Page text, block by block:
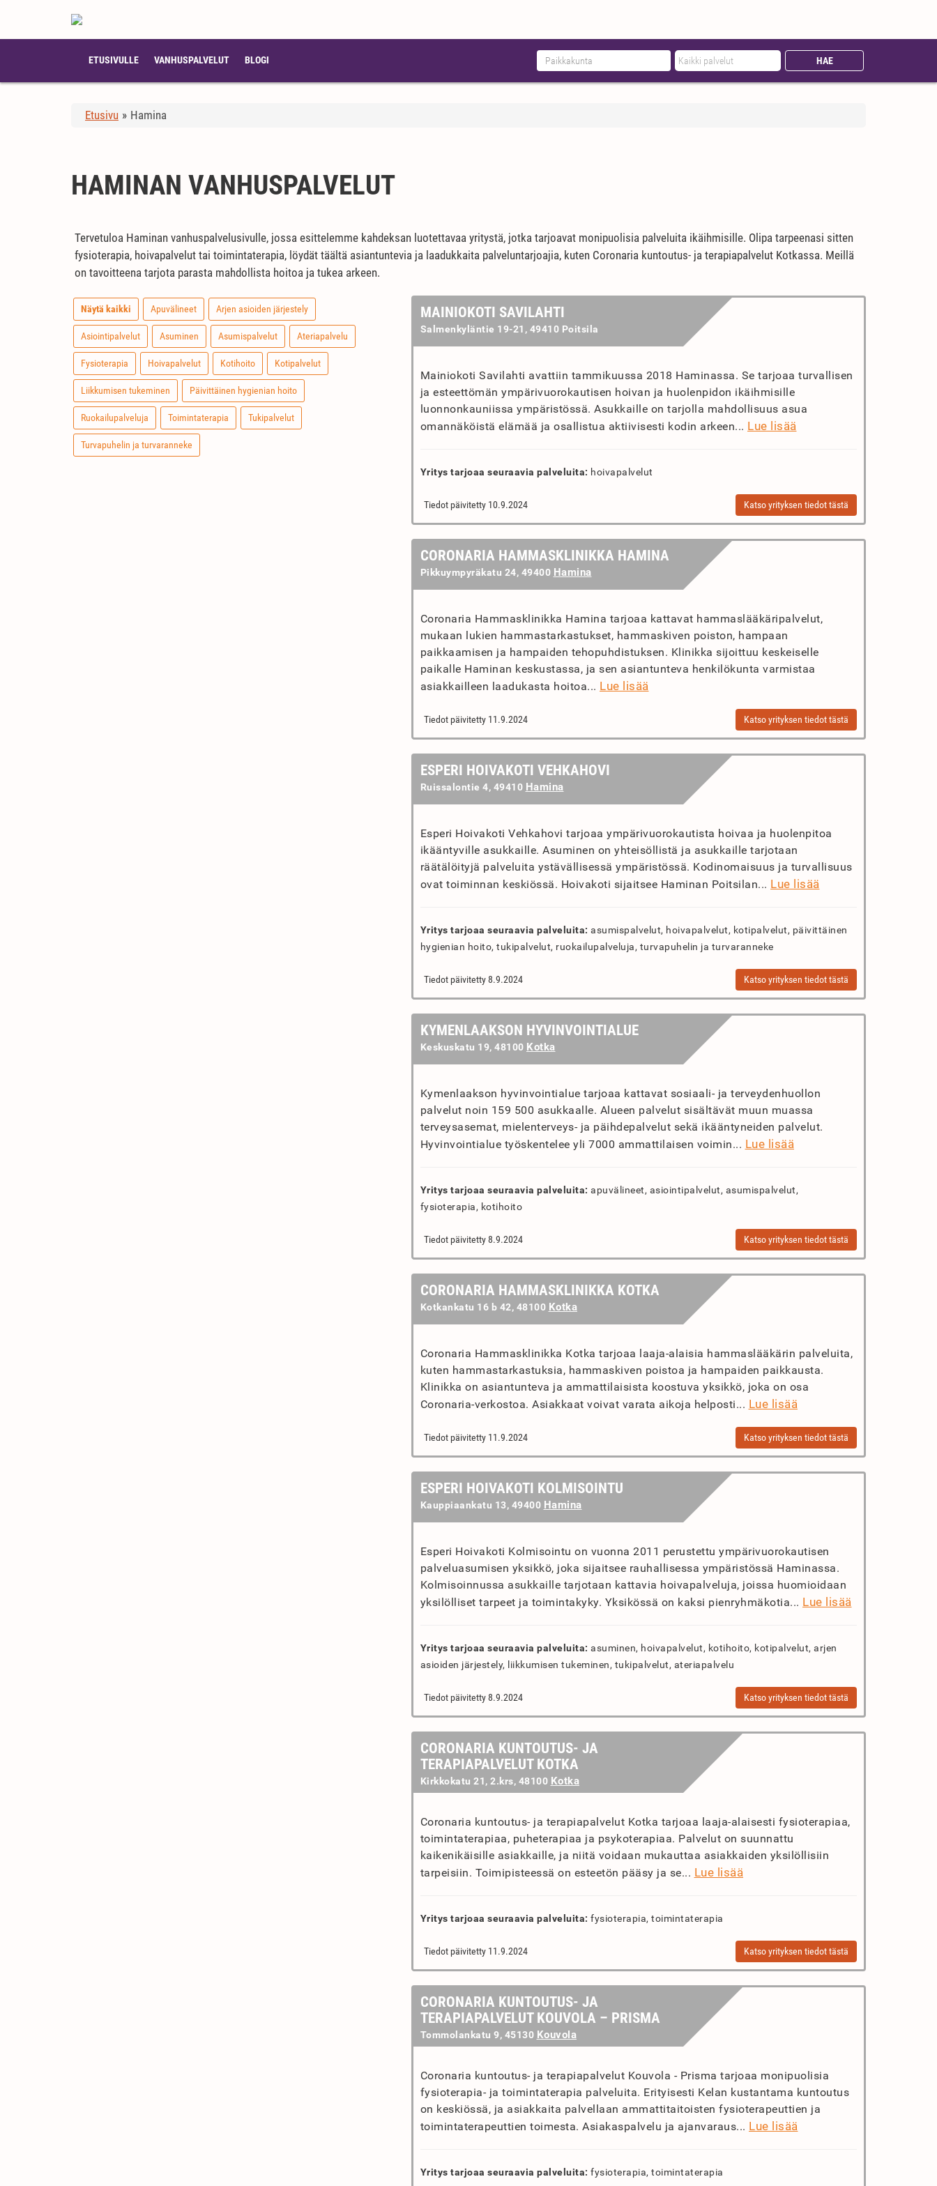
ETUSIVULLE VANHUSPALVELUT BLOGI
Etusivu » Hamina
HAMINAN VANHUSPALVELUT
Tervetuloa Haminan vanhuspalvelusivulle, jossa esittelemme kahdeksan luotettavaa yritystä, jotka tarjoavat monipuolisia palveluita ikäihmisille. Olipa tarpeenasi sitten
fysioterapia, hoivapalvelut tai toimintaterapia, löydät täältä asiantuntevia ja laadukkaita palveluntarjoajia, kuten Coronaria kuntoutus- ja terapiapalvelut Kotkassa. Meillä
on tavoitteena tarjota parasta mahdollista hoitoa ja tukea arkeen.
Näytä kaikki Apuvälineet Arjen asioiden järjestely
Asiointipalvelut Asuminen Asumispalvelut Ateriapalvelu
Fysioterapia Hoivapalvelut Kotihoito Kotipalvelut
Liikkumisen tukeminen Päivittäinen hygienian hoito
Ruokailupalveluja Toimintaterapia Tukipalvelut
Turvapuhelin ja turvaranneke
MAINIOKOTI SAVILAHTI
Salmenkyläntie 19-21, 49410 Poitsila
Mainiokoti Savilahti avattiin tammikuussa 2018 Haminassa. Se tarjoaa turvallisen
ja esteettömän ympärivuorokautisen hoivan ja huolenpidon ikäihmisille
luonnonkauniissa ympäristössä. Asukkaille on tarjolla mahdollisuus asua
omannäköistä elämää ja osallistua aktiivisesti kodin arkeen... Lue lisää
Yritys tarjoaa seuraavia palveluita: hoivapalvelut
Tiedot päivitetty 10.9.2024 Katso yrityksen tiedot tästä
CORONARIA HAMMASKLINIKKA HAMINA
Pikkuympyräkatu 24, 49400 Hamina
Coronaria Hammasklinikka Hamina tarjoaa kattavat hammaslääkäripalvelut,
mukaan lukien hammastarkastukset, hammaskiven poiston, hampaan
paikkaamisen ja hampaiden tehopuhdistuksen. Klinikka sijoittuu keskeiselle
paikalle Haminan keskustassa, ja sen asiantunteva henkilökunta varmistaa
asiakkailleen laadukasta hoitoa... Lue lisää
Tiedot päivitetty 11.9.2024 Katso yrityksen tiedot tästä
ESPERI HOIVAKOTI VEHKAHOVI
Ruissalontie 4, 49410 Hamina
Esperi Hoivakoti Vehkahovi tarjoaa ympärivuorokautista hoivaa ja huolenpitoa
ikääntyville asukkaille. Asuminen on yhteisöllistä ja asukkaille tarjotaan
räätälöityjä palveluita ystävällisessä ympäristössä. Kodinomaisuus ja turvallisuus
ovat toiminnan keskiössä. Hoivakoti sijaitsee Haminan Poitsilan... Lue lisää
Yritys tarjoaa seuraavia palveluita: asumispalvelut, hoivapalvelut, kotipalvelut, päivittäinen
hygienian hoito, tukipalvelut, ruokailupalveluja, turvapuhelin ja turvaranneke
Tiedot päivitetty 8.9.2024 Katso yrityksen tiedot tästä
KYMENLAAKSON HYVINVOINTIALUE
Keskuskatu 19, 48100 Kotka
Kymenlaakson hyvinvointialue tarjoaa kattavat sosiaali- ja terveydenhuollon
palvelut noin 159 500 asukkaalle. Alueen palvelut sisältävät muun muassa
terveysasemat, mielenterveys- ja päihdepalvelut sekä ikääntyneiden palvelut.
Hyvinvointialue työskentelee yli 7000 ammattilaisen voimin... Lue lisää
Yritys tarjoaa seuraavia palveluita: apuvälineet, asiointipalvelut, asumispalvelut,
fysioterapia, kotihoito
Tiedot päivitetty 8.9.2024 Katso yrityksen tiedot tästä
CORONARIA HAMMASKLINIKKA KOTKA
Kotkankatu 16 b 42, 48100 Kotka
Coronaria Hammasklinikka Kotka tarjoaa laaja-alaisia hammaslääkärin palveluita,
kuten hammastarkastuksia, hammaskiven poistoa ja hampaiden paikkausta.
Klinikka on asiantunteva ja ammattilaisista koostuva yksikkö, joka on osa
Coronaria-verkostoa. Asiakkaat voivat varata aikoja helposti... Lue lisää
Tiedot päivitetty 11.9.2024 Katso yrityksen tiedot tästä
ESPERI HOIVAKOTI KOLMISOINTU
Kauppiaankatu 13, 49400 Hamina
Esperi Hoivakoti Kolmisointu on vuonna 2011 perustettu ympärivuorokautisen
palveluasumisen yksikkö, joka sijaitsee rauhallisessa ympäristössä Haminassa.
Kolmisoinnussa asukkaille tarjotaan kattavia hoivapalveluja, joissa huomioidaan
yksilölliset tarpeet ja toimintakyky. Yksikössä on kaksi pienryhmäkotia... Lue lisää
Yritys tarjoaa seuraavia palveluita: asuminen, hoivapalvelut, kotihoito, kotipalvelut, arjen
asioiden järjestely, liikkumisen tukeminen, tukipalvelut, ateriapalvelu
Tiedot päivitetty 8.9.2024 Katso yrityksen tiedot tästä
CORONARIA KUNTOUTUS- JA
TERAPIAPALVELUT KOTKA
Kirkkokatu 21, 2.krs, 48100 Kotka
Coronaria kuntoutus- ja terapiapalvelut Kotka tarjoaa laaja-alaisesti fysioterapiaa,
toimintaterapiaa, puheterapiaa ja psykoterapiaa. Palvelut on suunnattu
kaikenikäisille asiakkaille, ja niitä voidaan mukauttaa asiakkaiden yksilöllisiin
tarpeisiin. Toimipisteessä on esteetön pääsy ja se... Lue lisää
Yritys tarjoaa seuraavia palveluita: fysioterapia, toimintaterapia
Tiedot päivitetty 11.9.2024 Katso yrityksen tiedot tästä
CORONARIA KUNTOUTUS- JA
TERAPIAPALVELUT KOUVOLA – PRISMA
Tommolankatu 9, 45130 Kouvola
Coronaria kuntoutus- ja terapiapalvelut Kouvola - Prisma tarjoaa monipuolisia
fysioterapia- ja toimintaterapia palveluita. Erityisesti Kelan kustantama kuntoutus
on keskiössä, ja asiakkaita palvellaan ammattitaitoisten fysioterapeuttien ja
toimintaterapeuttien toimesta. Asiakaspalvelu ja ajanvaraus... Lue lisää
Yritys tarjoaa seuraavia palveluita: fysioterapia, toimintaterapia